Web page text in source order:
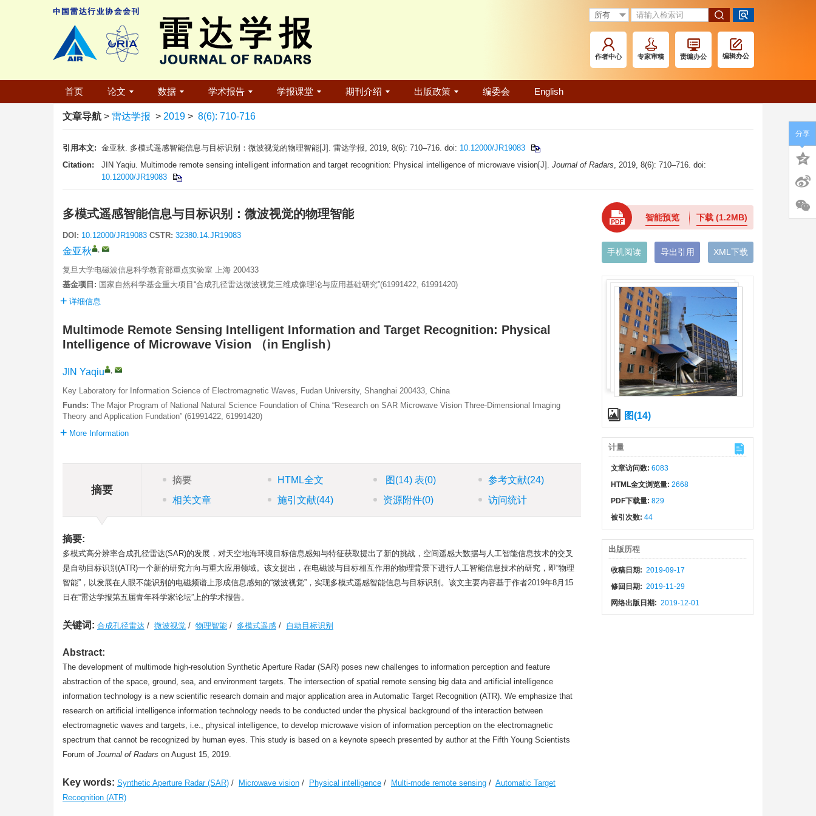
作者中心 专家审稿 责编办公 编辑办公
首页 论文 数据 学术报告 学报课堂 期刊介绍 出版政策 编委会 English
文章导航 > 雷达学报 > 2019 > 8(6): 710-716
引用本文: 金亚秋. 多模式遥感智能信息与目标识别：微波视觉的物理智能[J]. 雷达学报, 2019, 8(6): 710–716. doi: 10.12000/JR19083
Citation:
JIN Yaqiu. Multimode remote sensing intelligent information and target recognition: Physical intelligence of microwave vision[J]. Journal of Radars, 2019, 8(6): 710–716. doi:
10.12000/JR19083
多模式遥感智能信息与目标识别：微波视觉的物理智能
DOI: 10.12000/JR19083 CSTR: 32380.14.JR19083
金亚秋 ,
复旦大学电磁波信息科学教育部重点实验室 上海 200433
基金项目: 国家自然科学基金重大项目“合成孔径雷达微波视觉三维成像理论与应用基础研究”(61991422, 61991420)
详细信息
Multimode Remote Sensing Intelligent Information and Target Recognition: Physical
Intelligence of Microwave Vision （in English）
JIN Yaqiu ,
Key Laboratory for Information Science of Electromagnetic Waves, Fudan University, Shanghai 200433, China
Funds: The Major Program of National Natural Science Foundation of China “Research on SAR Microwave Vision Three-Dimensional Imaging
Theory and Application Fundation” (61991422, 61991420)
More Information
摘要
摘要 HTML全文 图 (14)表(0) 参考文献(24)
相关文章
施引文献(44) 资源附件(0) 访问统计
摘要:
多模式高分辨率合成孔径雷达(SAR)的发展，对天空地海环境目标信息感知与特征获取提出了新的挑战，空间遥感大数据与人工智能信息技术的交叉
是自动目标识别(ATR)一个新的研究方向与重大应用领域。该文提出，在电磁波与目标相互作用的物理背景下进行人工智能信息技术的研究，即“物理
智能”，以发展在人眼不能识别的电磁频谱上形成信息感知的“微波视觉”，实现多模式遥感智能信息与目标识别。该文主要内容基于作者2019年8月15
日在“雷达学报第五届青年科学家论坛”上的学术报告。
关键词: 合成孔径雷达 / 微波视觉 / 物理智能 / 多模式遥感 / 自动目标识别
Abstract:
The development of multimode high-resolution Synthetic Aperture Radar (SAR) poses new challenges to information perception and feature
abstraction of the space, ground, sea, and environment targets. The intersection of spatial remote sensing big data and artificial intelligence
information technology is a new scientific research domain and major application area in Automatic Target Recognition (ATR). We emphasize that
research on artificial intelligence information technology needs to be conducted under the physical background of the interaction between
electromagnetic waves and targets, i.e., physical intelligence, to develop microwave vision of information perception on the electromagnetic
spectrum that cannot be recognized by human eyes. This study is based on a keynote speech presented by author at the Fifth Young Scientists
Forum of Journal of Radars on August 15, 2019.
Key words: Synthetic Aperture Radar (SAR) / Microwave vision / Physical intelligence / Multi-mode remote sensing / Automatic Target
Recognition (ATR)
智能预览 下载 (1.2MB)
手机阅读 导出引用 XML下载
图(14)
计量
文章访问数: 6083
HTML全文浏览量: 2668
PDF下载量: 829
被引次数: 44
出版历程
收稿日期: 2019-09-17
修回日期: 2019-11-29
网络出版日期: 2019-12-01
分享